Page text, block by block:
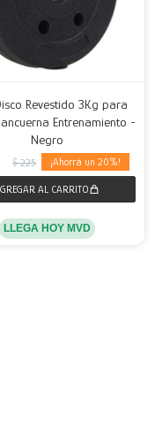
Revestido 3Kg para
Entrenamiento -
Negro
$ 225 20
LLEGA HOY MVD